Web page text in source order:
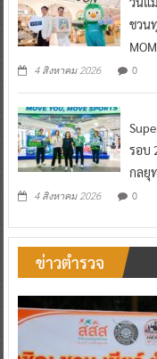
ชวน
4 สิงหาคม 2026 0
รอบ
กลยุ
4 สิงหาคม 2026 0
ข่าวตำรวจ